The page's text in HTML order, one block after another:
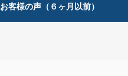
お客様の声（６ヶ月以前）